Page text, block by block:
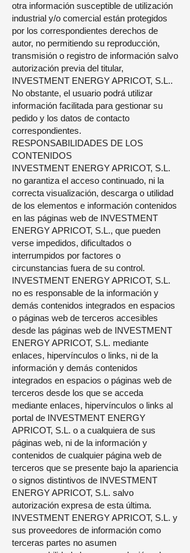
otra información susceptible de utilización
industrial y/o comercial están protegidos
por los correspondientes derechos de
autor, no permitiendo su reproducción,
transmisión o registro de información salvo
autorización previa del titular,
INVESTMENT ENERGY APRICOT, S.L..
No obstante, el usuario podrá utilizar
información facilitada para gestionar su
pedido y los datos de contacto
correspondientes.
RESPONSABILIDADES DE LOS
CONTENIDOS
INVESTMENT ENERGY APRICOT, S.L.
no garantiza el acceso continuado, ni la
correcta visualización, descarga o utilidad
de los elementos e información contenidos
en las páginas web de INVESTMENT
ENERGY APRICOT, S.L., que pueden
verse impedidos, dificultados o
interrumpidos por factores o
circunstancias fuera de su control.
INVESTMENT ENERGY APRICOT, S.L.
no es responsable de la información y
demás contenidos integrados en espacios
o páginas web de terceros accesibles
desde las páginas web de INVESTMENT
ENERGY APRICOT, S.L. mediante
enlaces, hipervínculos o links, ni de la
información y demás contenidos
integrados en espacios o páginas web de
terceros desde los que se acceda
mediante enlaces, hipervínculos o links al
portal de INVESTMENT ENERGY
APRICOT, S.L. o a cualquiera de sus
páginas web, ni de la información y
contenidos de cualquier página web de
terceros que se presente bajo la apariencia
o signos distintivos de INVESTMENT
ENERGY APRICOT, S.L. salvo
autorización expresa de esta última.
INVESTMENT ENERGY APRICOT, S.L. y
sus proveedores de información como
terceras partes no asumen